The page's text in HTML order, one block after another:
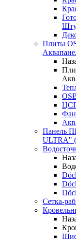
Плиты
Панель
ULTRA"
Сетка-